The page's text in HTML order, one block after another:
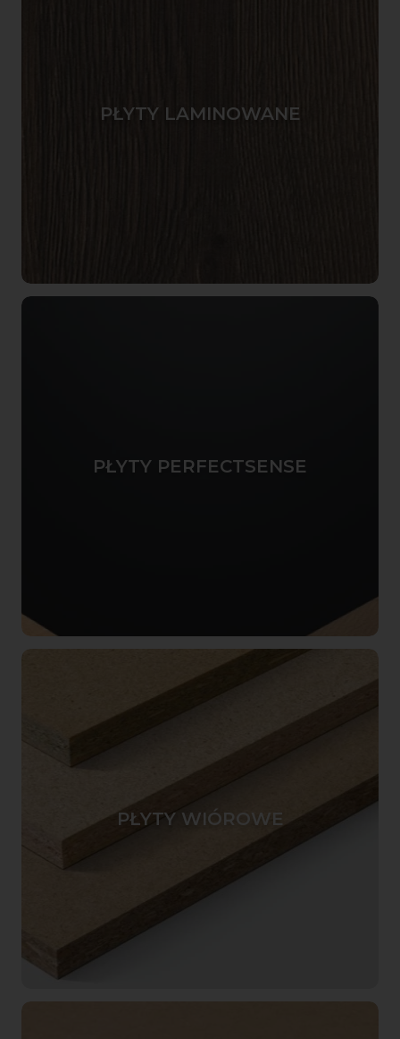
PŁYTY LAMINOWANE
PŁYTY PERFECTSENSE
PŁYTY WIÓROWE